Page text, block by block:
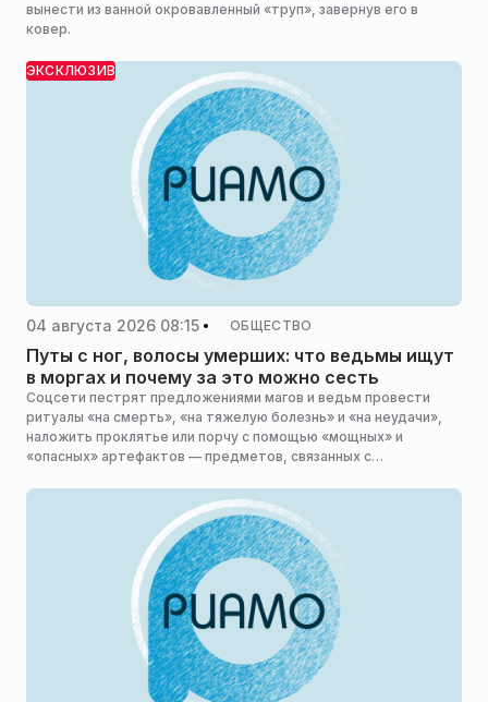
вынести из ванной окровавленный «труп», завернув его в
ковер.
ЭКСКЛЮЗИВ
04 августа 2026 08:15 ОБЩЕСТВО
Путы с ног, волосы умерших: что ведьмы ищут
в моргах и почему за это можно сесть
Соцсети пестрят предложениями магов и ведьм провести
ритуалы «на смерть», «на тяжелую болезнь» и «на неудачи»,
наложить проклятье или порчу с помощью «мощных» и
«опасных» артефактов — предметов, связанных с
охота. В РИАМО разобрались, что именно пытаются
заполучить такие личности и почему это противозаконно.